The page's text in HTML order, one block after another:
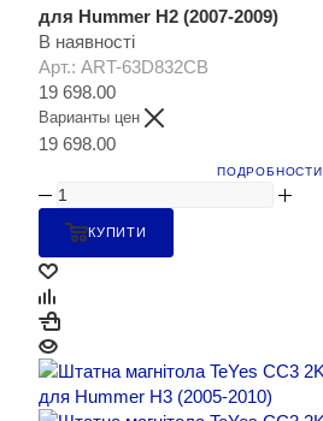
для Hummer H2 (2007-2009)
В наявності
Арт.: ART-63D832CB
19 698.00
Варианты цен
19 698.00
ПОДРОБНОСТИ
КУПИТИ